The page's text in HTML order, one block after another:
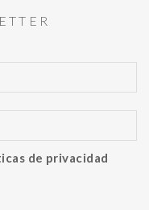
de privacidad